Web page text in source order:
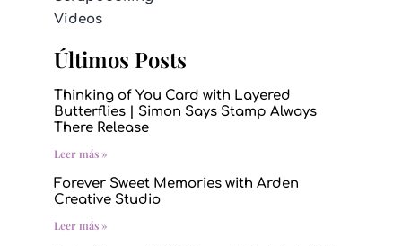
Videos
Últimos Posts
Thinking of You Card with Layered
Butterflies | Simon Says Stamp Always
There Release
Leer más »
Forever Sweet Memories with Arden
Creative Studio
Leer más »